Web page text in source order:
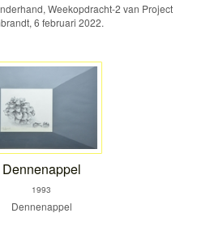
Weekopdracht-2 van Project
6 februari 2022.
Dennenappel
1993
Dennenappel